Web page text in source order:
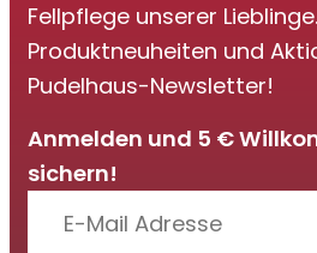
Fellpflege unserer
Produktneuheiten und
Pudelhaus-Newsletter!
Anmelden und 5 €
sichern!